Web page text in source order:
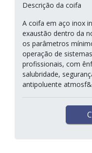
Descrição da coifa
A coifa em aço inox
exaustão dentro da
os parâmetros
operação de
profissionais, com
salubridade,
antipoluente